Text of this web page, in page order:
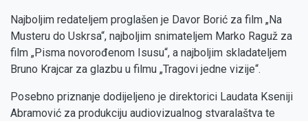
Najboljim redateljem proglašen je Davor Borić za film „Na
Musteru do Uskrsa“, najboljim snimateljem Marko Raguž za
film „Pisma novorođenom Isusu“, a najboljim skladateljem
Bruno Krajcar za glazbu u filmu „Tragovi jedne vizije“.
Posebno priznanje dodijeljeno je direktorici Laudata Kseniji
Abramović za produkciju audiovizualnog stvaralaštva te